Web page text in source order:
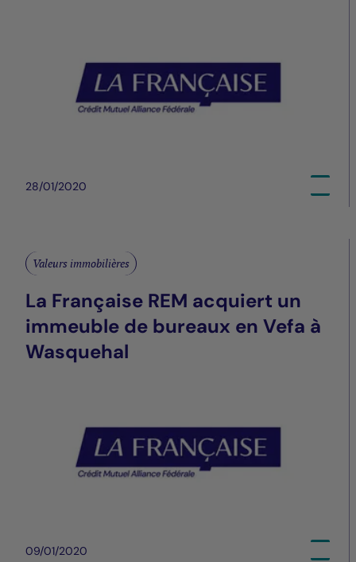
28/01/2020
Valeurs immobilières
La Française REM acquiert un
immeuble de bureaux en Vefa à
Wasquehal
09/01/2020